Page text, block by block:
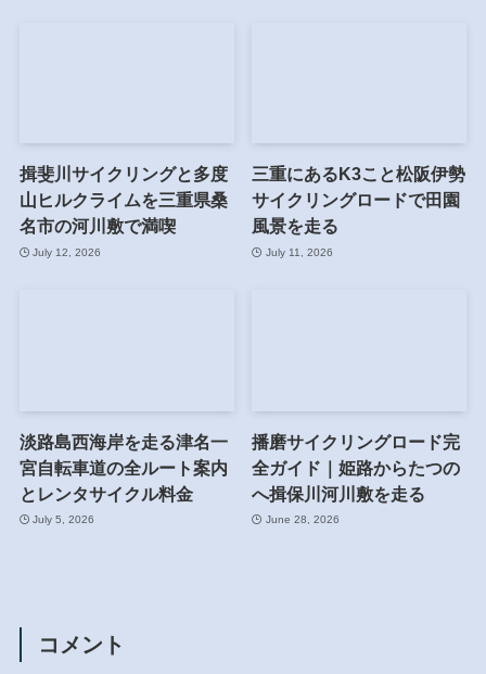
揖斐川サイクリングと多度
山ヒルクライムを三重県桑
名市の河川敷で満喫
July 12, 2026
三重にあるK3こと松阪伊勢
サイクリングロードで田園
風景を走る
July 11, 2026
淡路島西海岸を走る津名一
宮自転車道の全ルート案内
とレンタサイクル料金
July 5, 2026
播磨サイクリングロード完
全ガイド｜姫路からたつの
へ揖保川河川敷を走る
June 28, 2026
コメント